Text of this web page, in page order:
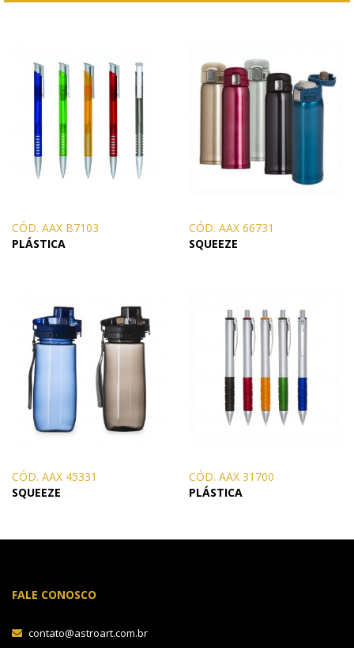
CÓD. AAX B7103
PLÁSTICA
CÓD. AAX 66731
SQUEEZE
CÓD. AAX 45331
SQUEEZE
CÓD. AAX 31700
PLÁSTICA
FALE CONOSCO
contato@astroart.com.br